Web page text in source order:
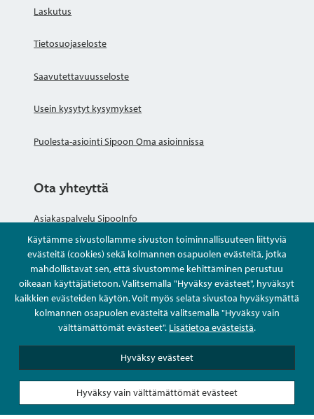
Käytämme sivustollamme sivuston toiminnallisuuteen liittyviä
evästeitä (cookies) sekä kolmannen osapuolen evästeitä, jotka
mahdollistavat sen, että sivustomme kehittäminen perustuu
oikeaan käyttäjätietoon. Valitsemalla "Hyväksy evästeet", hyväksyt
kaikkien evästeiden käytön. Voit myös selata sivustoa hyväksymättä
kolmannen osapuolen evästeitä valitsemalla "Hyväksy vain
välttämättömät evästeet". Lisätietoa evästeistä.
Hyväksy evästeet
Hyväksy vain välttämättömät evästeet
Laskutus
Tietosuojaseloste
Saavutettavuusseloste
Usein kysytyt kysymykset
Puolesta-asiointi Sipoon Oma asioinnissa
Ota yhteyttä
Asiakaspalvelu SipooInfo
Anna palautetta nimettömästi
Kysy tai asioi
Yhteystiedot